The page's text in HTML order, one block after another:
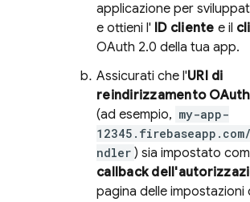
applicazione per
e ottieni l' ID cliente e il
OAuth 2.0 della tua app.
Assicurati che l'URI di
reindirizzamento OAuth
(ad esempio, my-app-
ndler ) sia impostato
callback
pagina delle impostazioni